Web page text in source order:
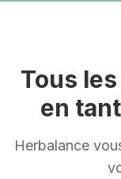
Tous
en
Herbalance